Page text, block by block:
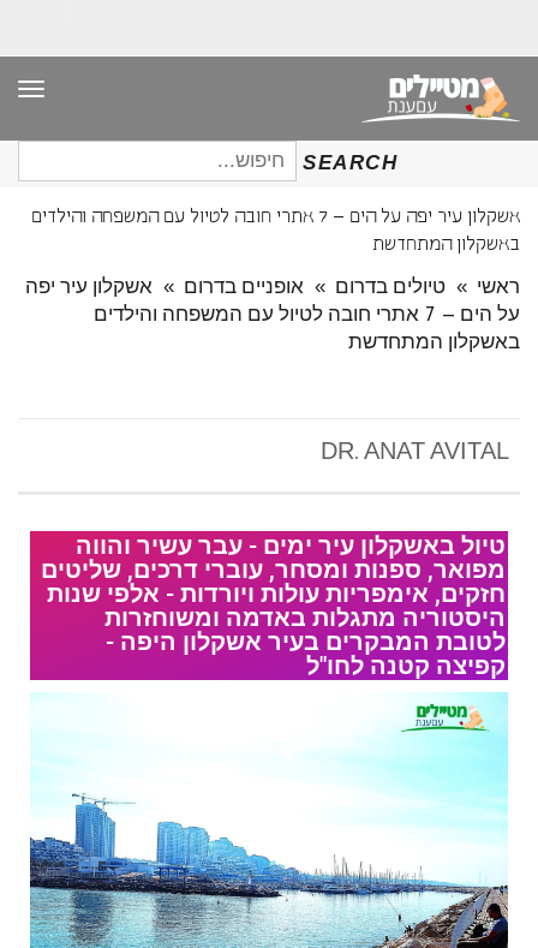
SEARCH
חיפוש
עבור:
אשקלון עיר יפה על הים – 7 אתרי חובה לטיול עם המשפחה והילדים
באשקלון המתחדשת
ראשי » טיולים בדרום » אופניים בדרום » אשקלון עיר יפה
על הים – 7 אתרי חובה לטיול עם המשפחה והילדים
באשקלון המתחדשת
טיול באשקלון עיר ימים - עבר עשיר והווה
מפואר, ספנות ומסחר, עוברי דרכים, שליטים
חזקים, אימפריות עולות ויורדות - אלפי שנות
היסטוריה מתגלות באדמה ומשוחזרות
לטובת המבקרים בעיר אשקלון היפה -
קפיצה קטנה לחו"ל